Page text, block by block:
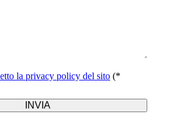
la privacy policy del sito (*